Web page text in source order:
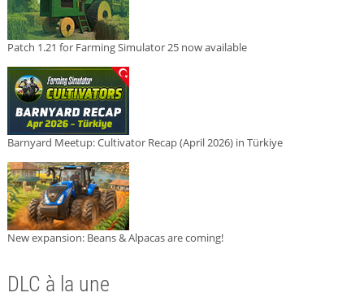
Patch 1.21 for Farming Simulator 25 now available
Barnyard Meetup: Cultivator Recap (April 2026) in Türkiye
New expansion: Beans & Alpacas are coming!
DLC à la une